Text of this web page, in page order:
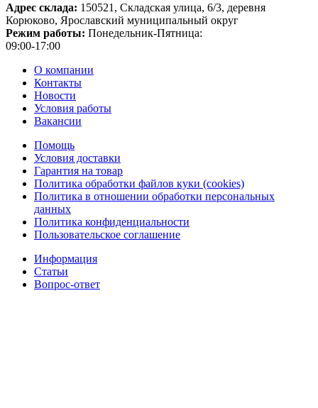
Адрес склада: 150521, Складская улица, 6/3, деревня
Корюково, Ярославский муниципальный округ
Режим работы: Понедельник-Пятница:
09:00-17:00
О компании
Контакты
Новости
Условия работы
Вакансии
Помощь
Условия доставки
Гарантия на товар
Политика обработки файлов куки (cookies)
Политика в отношении обработки персональных
данных
Политика конфиденциальности
Пользовательское соглашение
Информация
Статьи
Вопрос-ответ